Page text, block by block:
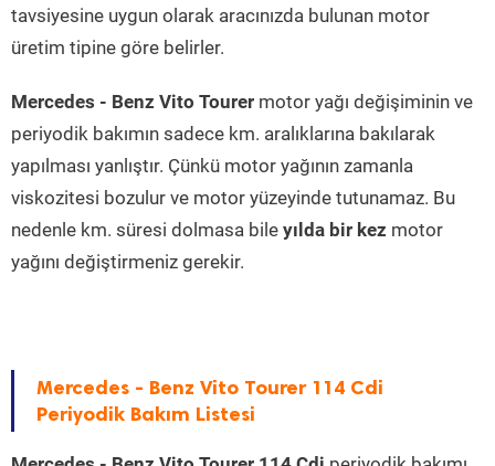
tavsiyesine uygun olarak aracınızda bulunan motor
üretim tipine göre belirler.
Mercedes - Benz Vito Tourer motor yağı değişiminin ve
periyodik bakımın sadece km. aralıklarına bakılarak
yapılması yanlıştır. Çünkü motor yağının zamanla
viskozitesi bozulur ve motor yüzeyinde tutunamaz. Bu
nedenle km. süresi dolmasa bile yılda bir kez motor
yağını değiştirmeniz gerekir.
Mercedes - Benz Vito Tourer 114 Cdi
Periyodik Bakım Listesi